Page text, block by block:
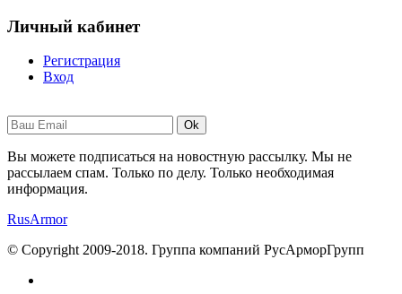
Личный кабинет
Регистрация
Вход
Ok
Вы можете подписаться на новостную рассылку. Мы не
рассылаем спам. Только по делу. Только необходимая
информация.
RusArmor
© Copyright 2009-2018. Группа компаний РусАрморГрупп